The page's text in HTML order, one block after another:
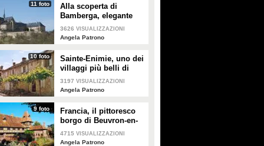
11 foto
Alla scoperta di
Bamberga, elegante
città tedesca
3626 VISUALIZZAZIONI
Angela Patrono
10 foto
Sainte-Enimie, uno dei
villaggi più belli di
Francia
3197 VISUALIZZAZIONI
Angela Patrono
9 foto
Francia, il pittoresco
borgo di Beuvron-en-
Auge
4715 VISUALIZZAZIONI
Angela Patrono